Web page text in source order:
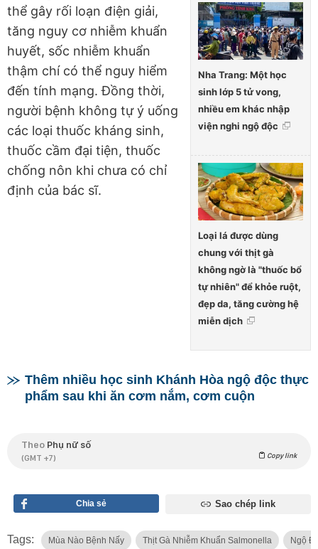
Nha Trang: Một học
sinh lớp 5 tử vong,
nhiều em khác nhập
viện nghi ngộ độc
Loại lá được dùng
chung với thịt gà
không ngờ là "thuốc bổ
tự nhiên" để khỏe ruột,
đẹp da, tăng cường hệ
miễn dịch
thể gây rối loạn điện giải,
tăng nguy cơ nhiễm khuẩn
huyết, sốc nhiễm khuẩn
thậm chí có thể nguy hiểm
đến tính mạng. Đồng thời,
người bệnh không tự ý uống
các loại thuốc kháng sinh,
thuốc cầm đại tiện, thuốc
chống nôn khi chưa có chỉ
định của bác sĩ.
Thêm nhiều học sinh Khánh Hòa ngộ độc thực
phẩm sau khi ăn cơm nắm, cơm cuộn
Theo Phụ nữ số
(GMT +7) Copy link
Chia sẻ Sao chép link
Tags: Mùa Nào Bệnh Nấy Thịt Gà Nhiễm Khuẩn Salmonella Ngộ